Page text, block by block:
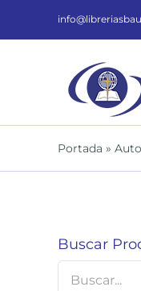
Portada »
Buscar